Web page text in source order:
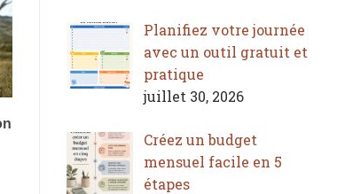
Planifiez votre journée
avec un outil gratuit et
pratique
juillet 30, 2026
Créez un budget
mensuel facile en 5
étapes